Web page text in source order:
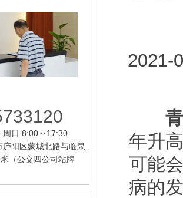
头部
背部
周日 8:00～17:30
庐阳区蒙城北路与临泉
（公交四公司站牌
2021-
年升
可能
病的